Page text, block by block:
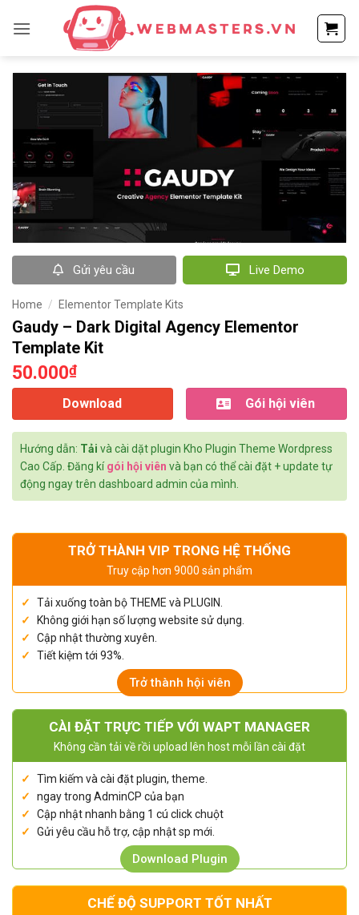
qua
dung
Gửi yêu cầu Live Demo
Home / Elementor Template Kits
Gaudy – Dark Digital Agency Elementor
Template Kit
50.000₫
Download Gói hội viên
Hướng dẫn: Tải và cài dặt plugin Kho Plugin Theme Wordpress
Cao Cấp. Đăng kígói hội viên và bạn có thể cài đặt + update tự
động ngay trên dashboard admin của mình.
TRỞ THÀNH VIP TRONG HỆ THỐNG
Truy cập hơn 9000 sản phẩm
Tải xuống toàn bộ THEME và PLUGIN.
Không giới hạn số lượng website sử dụng.
Cập nhật thường xuyên.
Tiết kiệm tới 93%.
Trở thành hội viên
CÀI ĐẶT TRỰC TIẾP VỚI WAPT MANAGER
Không cần tải về rồi upload lên host mỗi lần cài đặt
Tìm kiếm và cài đặt plugin, theme.
ngay trong AdminCP của bạn
Cập nhật nhanh bằng 1 cú click chuột
Gửi yêu cầu hỗ trợ, cập nhật sp mới.
Download Plugin
CHẾ ĐỘ SUPPORT TỐT NHẤT